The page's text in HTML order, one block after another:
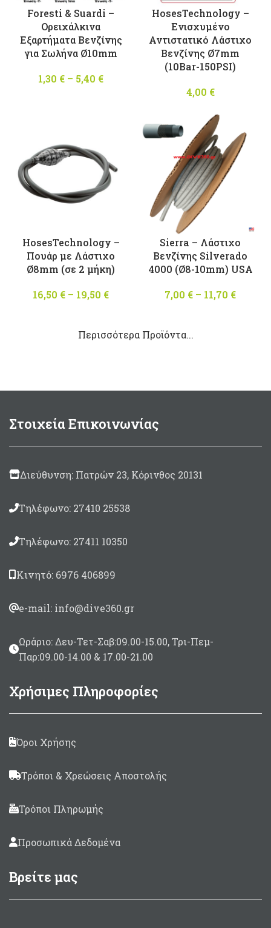
Foresti & Suardi –
Ορειχάλκινα
Εξαρτήματα Βενζίνης
για Σωλήνα Ø10mm
1,30 € – 5,40 €
HosesTechnology –
Ενισχυμένο
Αντιστατικό Λάστιχο
Βενζίνης Ø7mm
(10Βar-150PSI)
4,00 €
HosesTechnology –
Πουάρ με Λάστιχο
Ø8mm (σε 2 μήκη)
16,50 € – 19,50 €
through
Sierra – Λάστιχο
Βενζίνης Silverado
4000 (Ø8-10mm) USA
7,00 € – 11,70 €
Περισσότερα Προϊόντα...
Στοιχεία Επικοινωνίας
Διεύθυνση: Πατρών 23, Κόρινθος 20131
Τηλέφωνο: 27410 25538
Τηλέφωνο: 27411 10350
Κινητό: 6976 406899
e-mail: info@dive360.gr
Ωράριο: Δευ-Τετ-Σαβ:09.00-15.00, Τρι-Πεμ-
Παρ:09.00-14.00 & 17.00-21.00
Χρήσιμες Πληροφορίες
Όροι Χρήσης
Τρόποι & Χρεώσεις Αποστολής
Τρόποι Πληρωμής
Προσωπικά Δεδομένα
Βρείτε μας